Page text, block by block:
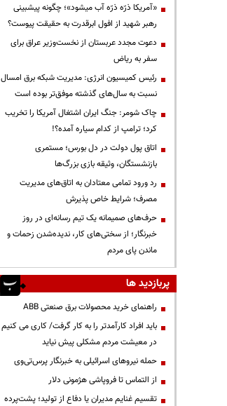
«آمریکا ذرّه ذرّه آب میشود»؛ چگونه پیشبینی
رهبر شهید از افول ابرقدرت به حقیقت پیوست؟
دعوت مجدد عربستان از نخست‌وزیر عراق برای
سفر به ریاض
رئیس کمیسیون انرژی: مدیریت شبکه برق امسال
نسبت به سال‌های گذشته موفق‌تر بوده است
چاک شومر: جنگ ایران اشتغال آمریکا را تخریب
کرد؛ ترامپ از کدام سیاره آمده؟!
اتاق پول دولت در دل بورس؛ مستمری
بازنشستگان، وثیقه بازی بزرگ‌ها
رد ورود تمامی معتادان به اتاق‌های مدیریت
مصرف؛ شرایط خاص پذیرش
حرف‌های صمیمانه یک تیم رسانه‌ای در روز
خبرنگار؛ از سختی‌های کار، ندیده‌شدن زحمات و
ماندن پای مردم
پربازدید ها
راهنمای خرید محصولات برق صنعتی ABB
باید افراد کارآمدتر را به کار گرفت/ کاری می کنیم
در معیشت مردم مشکلی پیش نیاید
حمله نیروهای اسرائیلی به خبرنگار پرس‌تی‌وی
از التماس تا فروپاشی هژمونی دلار
تقسیم غنایم مدیران یا دفاع از تولید؛ پشت‌پرده